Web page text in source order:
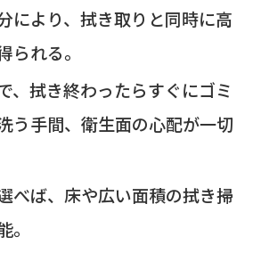
により、拭き取りと同時に高
られる。
、拭き終わったらすぐにゴミ
う手間、衛生面の心配が一切
べば、床や広い面積の拭き掃